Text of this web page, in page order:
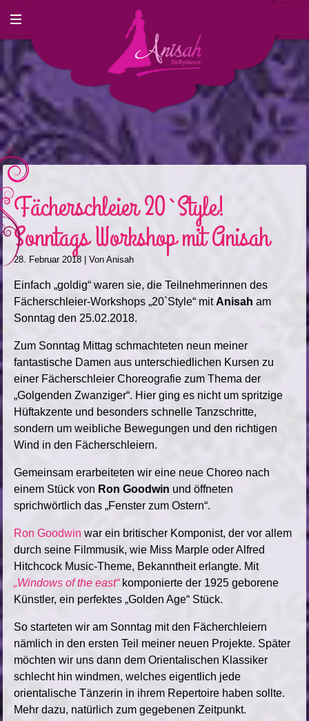
Fächerschleier 20`Style!
Sonntags Workshop mit Anisah
28. Februar 2018 | VonAnisah
Einfach „goldig“ waren sie, die Teilnehmerinnen des
Fächerschleier-Workshops „20`Style“ mitAnisah am
Sonntag den 25.02.2018.
Zum Sonntag Mittag schmachteten neun meiner
fantastische Damen aus unterschiedlichen Kursen zu
einer Fächerschleier Choreografie zum Thema der
„Golgenden Zwanziger“. Hier ging es nicht um spritzige
Hüftakzente und besonders schnelle Tanzschritte,
sondern um weibliche Bewegungen und den richtigen
Wind in den Fächerschleiern.
Gemeinsam erarbeiteten wir eine neue Choreo nach
einem Stück von Ron Goodwin und öffneten
sprichwörtlich das „Fenster zum Ostern“.
Ron Goodwin war ein britischer Komponist, der vor allem
durch seine Filmmusik, wie Miss Marple oder Alfred
Hitchcock Music-Theme, Bekanntheit erlangte. Mit
„Windows of the east“komponierte der 1925 geborene
Künstler, ein perfektes „Golden Age“ Stück.
So starteten wir am Sonntag mit den Fächerchleiern
nämlich in den ersten Teil meiner neuen Projekte. Später
möchten wir uns dann dem Orientalischen Klassiker
schlecht hin windmen, welches eigentlich jede
orientalische Tänzerin in ihrem Repertoire haben sollte.
Mehr dazu, natürlich zum gegebenen Zeitpunkt.